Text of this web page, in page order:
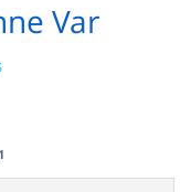
Var
1